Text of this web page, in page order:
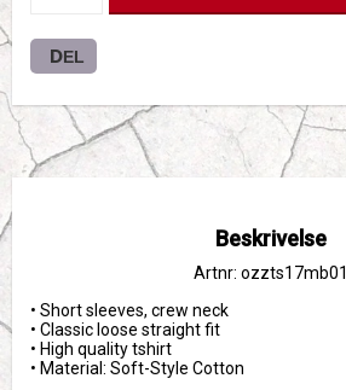
DEL
Beskrivelse
Artnr: ozzts17mb01
• Short sleeves, crew neck
• Classic loose straight fit
• High quality tshirt
• Material: Soft-Style Cotton